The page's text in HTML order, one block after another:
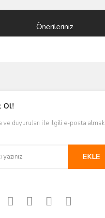
Önerileriniz
Ol!
ve duyuruları ile ilgili e-posta almak
EKLE